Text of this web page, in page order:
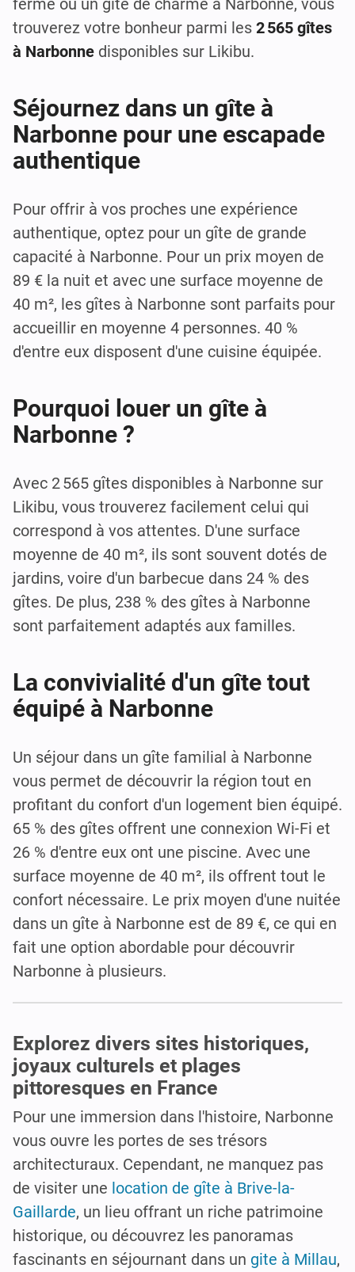
trouverez votre bonheur parmi les 2 565 gîtes
à Narbonne disponibles sur Likibu.
Séjournez dans un gîte à
Narbonne pour une escapade
authentique
Pour offrir à vos proches une expérience
authentique, optez pour un gîte de grande
capacité à Narbonne. Pour un prix moyen de
89 € la nuit et avec une surface moyenne de
40 m², les gîtes à Narbonne sont parfaits pour
accueillir en moyenne 4 personnes. 40 %
d'entre eux disposent d'une cuisine équipée.
Pourquoi louer un gîte à
Narbonne ?
Avec 2 565 gîtes disponibles à Narbonne sur
Likibu, vous trouverez facilement celui qui
correspond à vos attentes. D'une surface
moyenne de 40 m², ils sont souvent dotés de
jardins, voire d'un barbecue dans 24 % des
gîtes. De plus, 238 % des gîtes à Narbonne
sont parfaitement adaptés aux familles.
La convivialité d'un gîte tout
équipé à Narbonne
Un séjour dans un gîte familial à Narbonne
vous permet de découvrir la région tout en
profitant du confort d'un logement bien équipé.
65 % des gîtes offrent une connexion Wi-Fi et
26 % d'entre eux ont une piscine. Avec une
surface moyenne de 40 m², ils offrent tout le
confort nécessaire. Le prix moyen d'une nuitée
dans un gîte à Narbonne est de 89 €, ce qui en
fait une option abordable pour découvrir
Narbonne à plusieurs.
Explorez divers sites historiques,
joyaux culturels et plages
pittoresques en France
Pour une immersion dans l'histoire, Narbonne
vous ouvre les portes de ses trésors
architecturaux. Cependant, ne manquez pas
de visiter une location de gîte à Brive-la-
Gaillarde, un lieu offrant un riche patrimoine
historique, ou découvrez les panoramas
fascinants en séjournant dans un gite à Millau,